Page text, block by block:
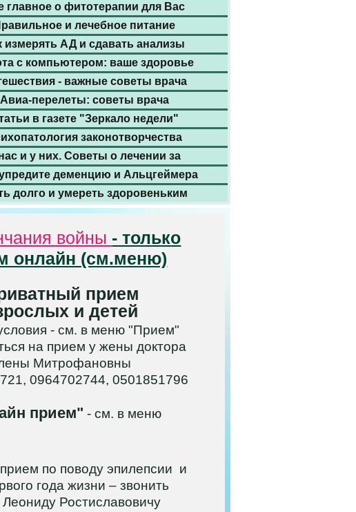
главное о фитотерапии для Вас
и лечебное питание
измерять АД и сдавать анализы
с компьютером: ваше здоровье
- важные советы врача
Авиа-перелеты: советы врача
в газете "Зеркало недели"
законотворчества
и у них. Советы о лечении за
деменцию и Альцгеймера
долго и умереть здоровеньким
войны - только
онлайн (см.меню)
прием
и детей
- см. в меню "Прием"
на прием у жены доктора
Митрофановны
0964702744, 0501851796
прием" - см. в меню
по поводу эпилепсии и
года жизни – звонить
Ростиславовичу